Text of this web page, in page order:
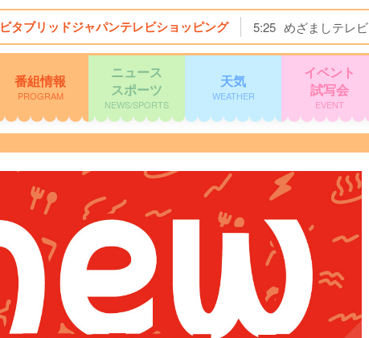
ビタブリッドジャパンテレビショッピング 5:25 めざましテレビ
番組情報
PROGRAM
ニュース
スポーツ
NEWS/SPORTS
天気
WEATHER
イベント
試写会
EVENT